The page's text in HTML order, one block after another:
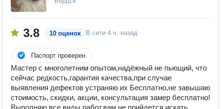
3.8 10 оценок В сети 4 ч. назад
Паспорт проверен
Мастер с многолетним опытом,надёжный не пьющий, что
сейчас редкость,гарантия качества,при случае
выявления дефектов устраняю их Бесплатно,не завышаю
стоимость, скидки, акции, консультация замер бесплатно!
Выполняю все виды работ,вам не прийдется искать